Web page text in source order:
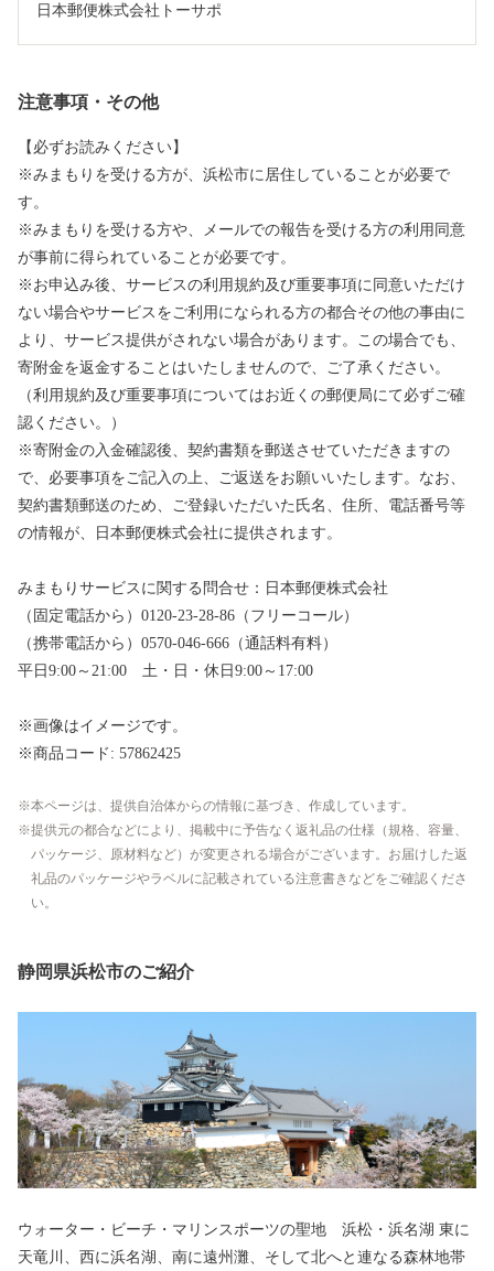
日本郵便株式会社トーサポ
注意事項・その他
【必ずお読みください】
※みまもりを受ける方が、浜松市に居住していることが必要で
す。
※みまもりを受ける方や、メールでの報告を受ける方の利用同意
が事前に得られていることが必要です。
※お申込み後、サービスの利用規約及び重要事項に同意いただけ
ない場合やサービスをご利用になられる方の都合その他の事由に
より、サービス提供がされない場合があります。この場合でも、
寄附金を返金することはいたしませんので、ご了承ください。
（利用規約及び重要事項についてはお近くの郵便局にて必ずご確
認ください。）
※寄附金の入金確認後、契約書類を郵送させていただきますの
で、必要事項をご記入の上、ご返送をお願いいたします。なお、
契約書類郵送のため、ご登録いただいた氏名、住所、電話番号等
の情報が、日本郵便株式会社に提供されます。
みまもりサービスに関する問合せ：日本郵便株式会社
（固定電話から）0120-23-28-86（フリーコール）
（携帯電話から）0570-046-666（通話料有料）
平日9:00～21:00 土・日・休日9:00～17:00
※画像はイメージです。
※商品コード: 57862425
本ページは、提供自治体からの情報に基づき、作成しています。
提供元の都合などにより、掲載中に予告なく返礼品の仕様（規格、容量、
パッケージ、原材料など）が変更される場合がございます。お届けした返
礼品のパッケージやラベルに記載されている注意書きなどをご確認くださ
い。
静岡県浜松市のご紹介
ウォーター・ビーチ・マリンスポーツの聖地 浜松・浜名湖 東に
天竜川、西に浜名湖、南に遠州灘、そして北へと連なる森林地帯